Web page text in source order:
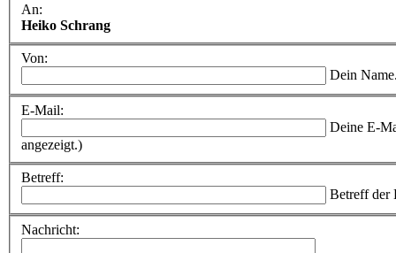
An:
Heiko Schrang
Von:
Dein
E-Mail:
Deine E-
angezeigt.)
Betreff:
Betreff der
Nachricht: